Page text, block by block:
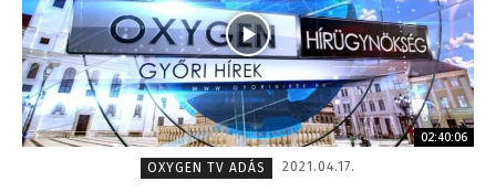
02:40:06
OXYGEN TV ADÁS
2021.04.17.